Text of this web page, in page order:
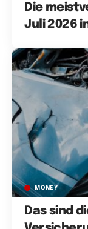
Die
Juli 2026
MONEY
Das sind